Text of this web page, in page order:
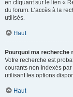
en cliquant sur le lien «
du forum. L’accès à la
utilisés.
Haut
Pourquoi ma recherche
Votre recherche est
courants non indexés
utilisant les options
Haut